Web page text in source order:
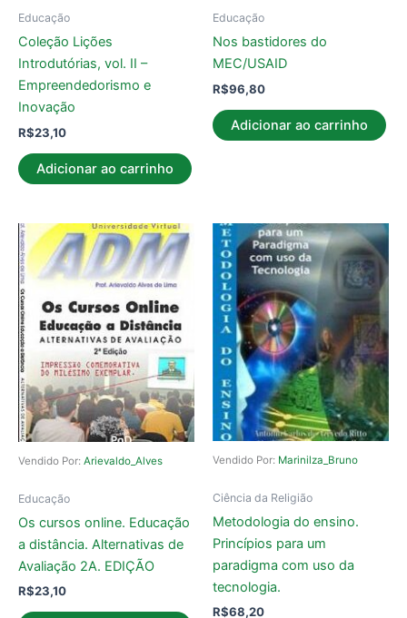
Educação
Coleção Lições
Introdutórias, vol. II –
Empreendedorismo e
Inovação
R$23,10
Adicionar ao carrinho
Educação
Nos bastidores do
MEC/USAID
R$96,80
Adicionar ao carrinho
Vendido Por: Arievaldo_Alves
Educação
Os cursos online. Educação
a distância. Alternativas de
Avaliação 2A. EDIÇÃO
R$23,10
Vendido Por: Marinilza_Bruno
Ciência da Religião
Metodologia do ensino.
Princípios para um
paradigma com uso da
tecnologia.
R$68,20